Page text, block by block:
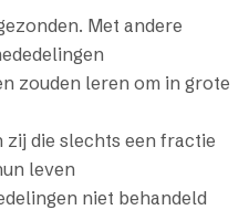
Met andere
zouden leren om in grote
die slechts een fractie
leven
niet behandeld